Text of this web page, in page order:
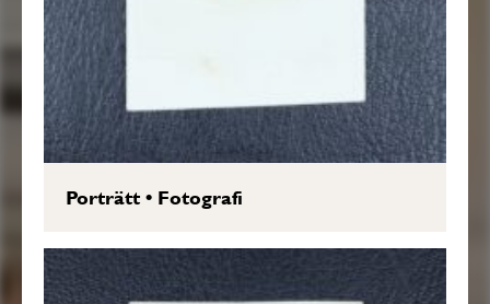
Porträtt• Fotografi